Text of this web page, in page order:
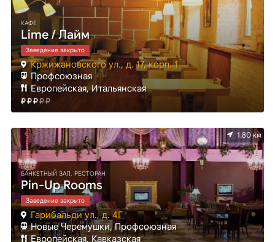
КАФЕ
Lime / Лайм
Заведение закрыто
Кржижановского ул., д. 17, корп. 1
Профсоюзная
Европейская, Итальянская
1.80 км
БАНКЕТНЫЙ ЗАЛ, РЕСТОРАН
Pin-Up Rooms
Заведение закрыто
Гарибальди ул., д. 4Г
Новые Черемушки, Профсоюзная
Европейская, Кавказская